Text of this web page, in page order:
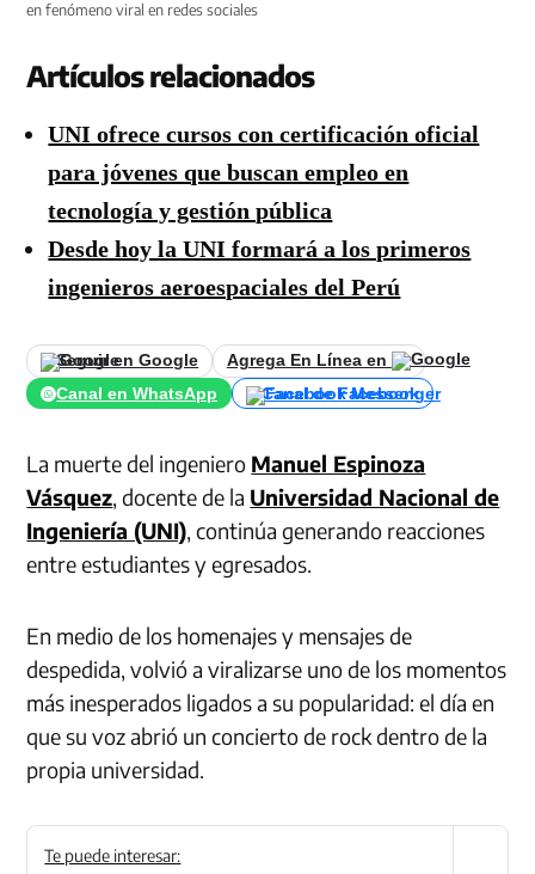
en fenómeno viral en redes sociales
Artículos relacionados
UNI ofrece cursos con certificación oficial
para jóvenes que buscan empleo en
tecnología y gestión pública
Desde hoy la UNI formará a los primeros
ingenieros aeroespaciales del Perú
Seguir en Google
Agrega En Línea en
Canal en WhatsApp
Canal de Facebook
La muerte del ingeniero Manuel Espinoza
Vásquez, docente de la Universidad Nacional de
Ingeniería (UNI), continúa generando reacciones
entre estudiantes y egresados.
En medio de los homenajes y mensajes de
despedida, volvió a viralizarse uno de los momentos
más inesperados ligados a su popularidad: el día en
que su voz abrió un concierto de rock dentro de la
propia universidad.
Te puede interesar: